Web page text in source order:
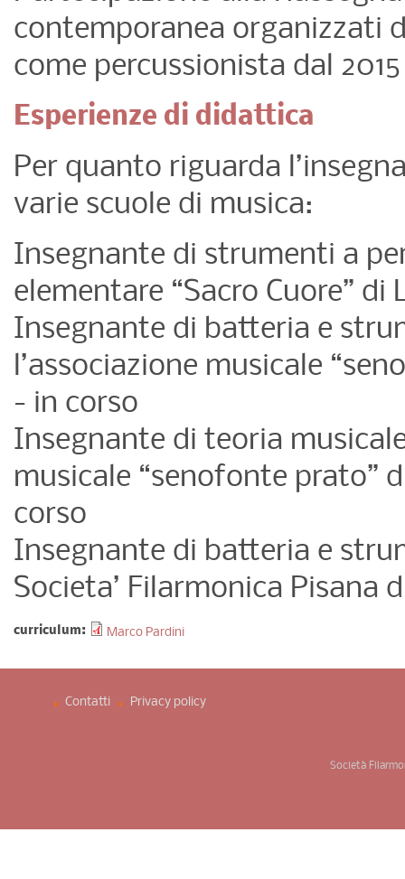
contemporanea organizzati
come percussionista dal
Esperienze di didattica
Per quanto riguarda
varie scuole di musica:
Insegnante di strumenti a
elementare “Sacro Cuore”
Insegnante di batteria e
l’associazione musicale
- in corso
Insegnante di teoria
musicale “senofonte prato”
corso
Insegnante di batteria e
Societa’ Filarmonica Pisana
curriculum: Marco Pardini
Contatti Privacy policy ­
Società